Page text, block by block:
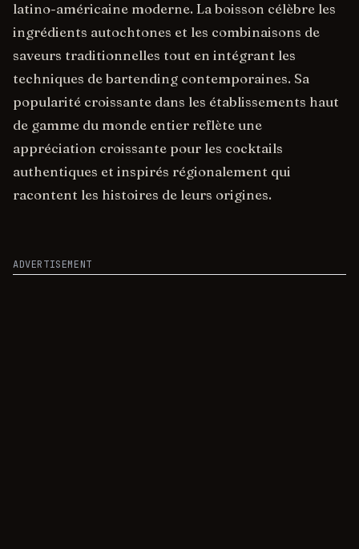
latino-américaine moderne. La boisson célèbre les
ingrédients autochtones et les combinaisons de
saveurs traditionnelles tout en intégrant les
techniques de bartending contemporaines. Sa
popularité croissante dans les établissements haut
de gamme du monde entier reflète une
appréciation croissante pour les cocktails
authentiques et inspirés régionalement qui
racontent les histoires de leurs origines.
ADVERTISEMENT